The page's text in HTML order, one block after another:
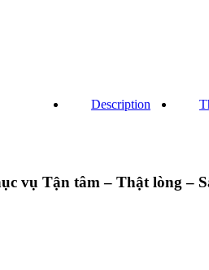
Description
vụ Tận tâm – Thật lòng –